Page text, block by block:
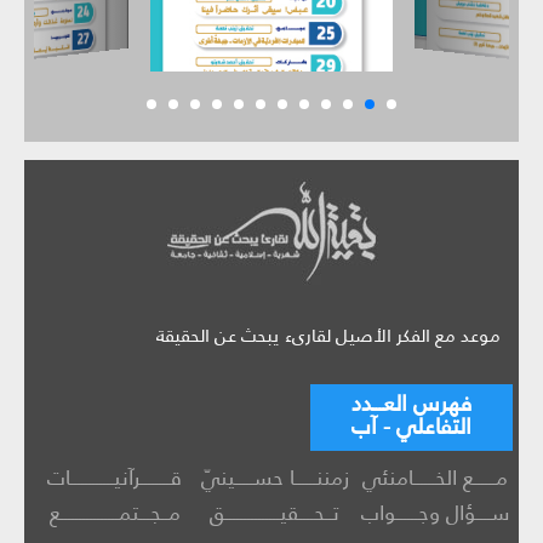
موعد مع الفكر الأصيل لقارىء يبحث عن الحقيقة
فهرس العـــدد
التفاعلي - آب
مــــــع الخــــــامنئي زمننــــــا حســـــينيّ
قــــــــرآنيــــــــــــات
ســــؤال وجــــــواب
تــحــــقيـــــــــــــــق مــجـــتمــــــــــــــــع